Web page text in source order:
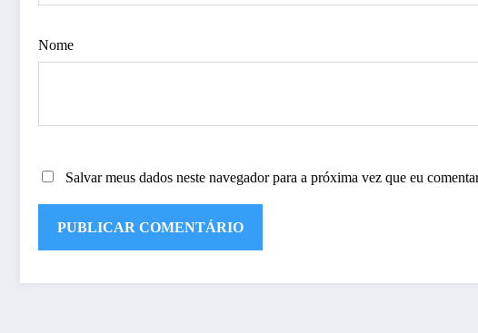
Nome
Salvar meus dados neste navegador para a próxima vez que eu